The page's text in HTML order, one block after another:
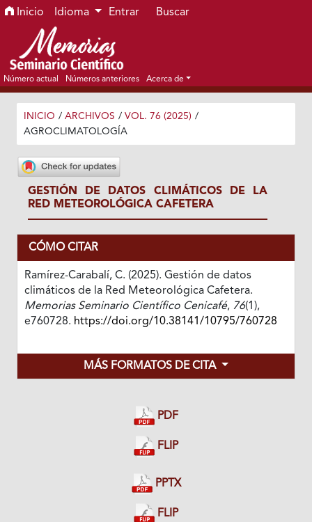
Ir al menú de navegación principal
Ir al contenido principal
Ir al pie de página del sitio
Inicio Idioma Entrar Buscar
Número actual Números anteriores Acerca de
INICIO / ARCHIVOS / VOL. 76 (2025) /
AGROCLIMATOLOGÍA
GESTIÓN DE DATOS CLIMÁTICOS DE LA
RED METEOROLÓGICA CAFETERA
CÓMO CITAR
Ramírez-Carabalí, C. (2025). Gestión de datos
climáticos de la Red Meteorológica Cafetera.
Memorias Seminario Científico Cenicafé, 76(1),
e760728. https://doi.org/10.38141/10795/760728
MÁS FORMATOS DE CITA
PDF
FLIP
PPTX
FLIP